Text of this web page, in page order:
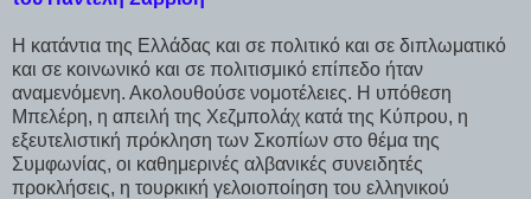
Η κατάντια της Ελλάδας και σε πολιτικό και σε διπλωματικό
και σε κοινωνικό και σε πολιτισμικό επίπεδο ήταν
αναμενόμενη. Ακολουθούσε νομοτέλειες. Η υπόθεση
Μπελέρη, η απειλή της Χεζμπολάχ κατά της Κύπρου, η
εξευτελιστική πρόκληση των Σκοπίων στο θέμα της
Συμφωνίας, οι καθημερινές αλβανικές συνειδητές
προκλήσεις, η τουρκική γελοιοποίηση του ελληνικού